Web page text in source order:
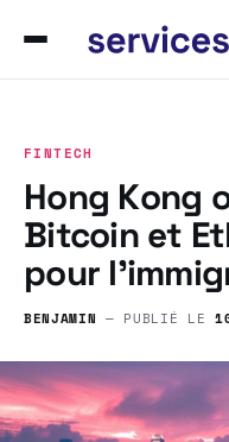
FINTECH
Hong Kong
Bitcoin et
pour
BENJAMIN — PUBLIÉ LE